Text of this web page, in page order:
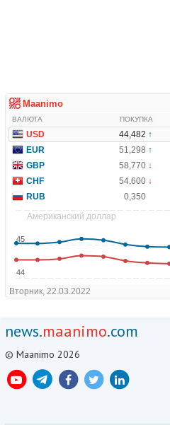
news.maanimo.com
© Maanimo 2026